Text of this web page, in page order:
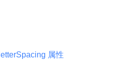
letterSpacing 属性